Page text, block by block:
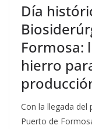
Día
Formosa:
hierro
Con la llegada del
Puerto de